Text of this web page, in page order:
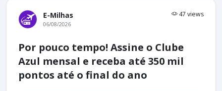
E-Milhas 47 views
06/08/2026
Por pouco tempo! Assine o Clube
Azul mensal e receba até 350 mil
pontos até o final do ano